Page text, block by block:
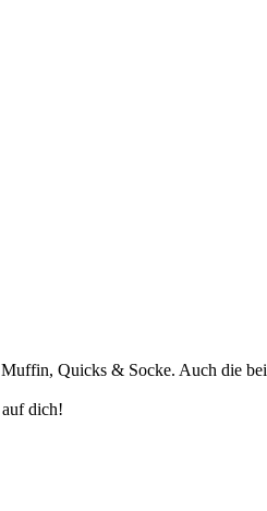
Quicks & Socke. Auch die
dich!